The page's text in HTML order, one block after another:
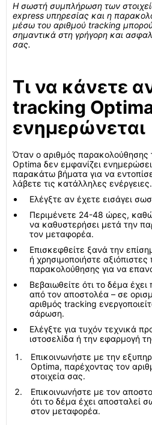
Η σωστή συμπλήρωση των
express υπηρεσίας και η
μέσω του αριθμού tracking
σημαντικά στη γρήγορη και
σας.
Τι να κάνετε
tracking
ενημερώνεται
Όταν ο αριθμός παρακολούθησης
Optima δεν εμφανίζει
παρακάτω βήματα για να
λάβετε τις κατάλληλες ενέργειες.
Ελέγξτε αν έχετε εισάγει
Περιμένετε 24-48 ώρες,
να καθυστερήσει μετά την
τον μεταφορέα.
Επισκεφθείτε ξανά την
ή χρησιμοποιήστε
παρακολούθησης για να
Βεβαιωθείτε ότι το δέμα
από τον αποστολέα – σε
αριθμός tracking
σάρωση.
Ελέγξτε για τυχόν τεχνικά
ιστοσελίδα ή την εφαρμογή
Επικοινωνήστε με την
Optima, παρέχοντας τον
στοιχεία σας.
Επικοινωνήστε με τον
ότι το δέμα έχει αποσταλεί
στον μεταφορέα.